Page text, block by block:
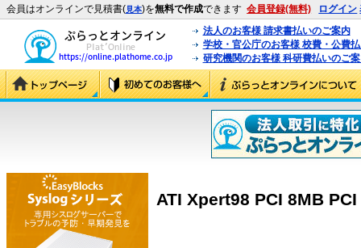
会員はオンラインで見積書(見本)を無料で作成できます 会員登録(無料) ログイン
法人のお客様 請求書払いのご案内
学校・官公庁のお客様 校費・公費
研究機関のお客様 科研費払いのご
ATI Xpert98 PCI 8MB